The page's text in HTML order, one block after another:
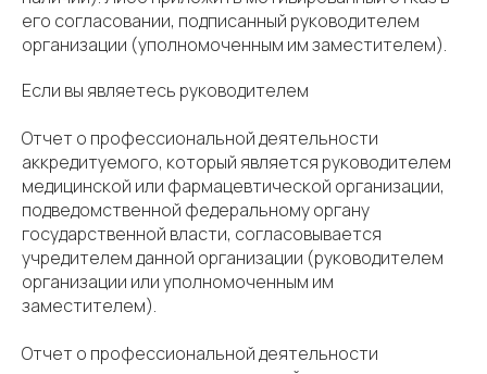
его согласовании, подписанный руководителем
организации (уполномоченным им заместителем).
Если вы являетесь руководителем
Отчет о профессиональной деятельности
аккредитуемого, который является руководителем
медицинской или фармацевтической организации,
подведомственной федеральному органу
государственной власти, согласовывается
учредителем данной организации (руководителем
организации или уполномоченным им
заместителем).
Отчет о профессиональной деятельности